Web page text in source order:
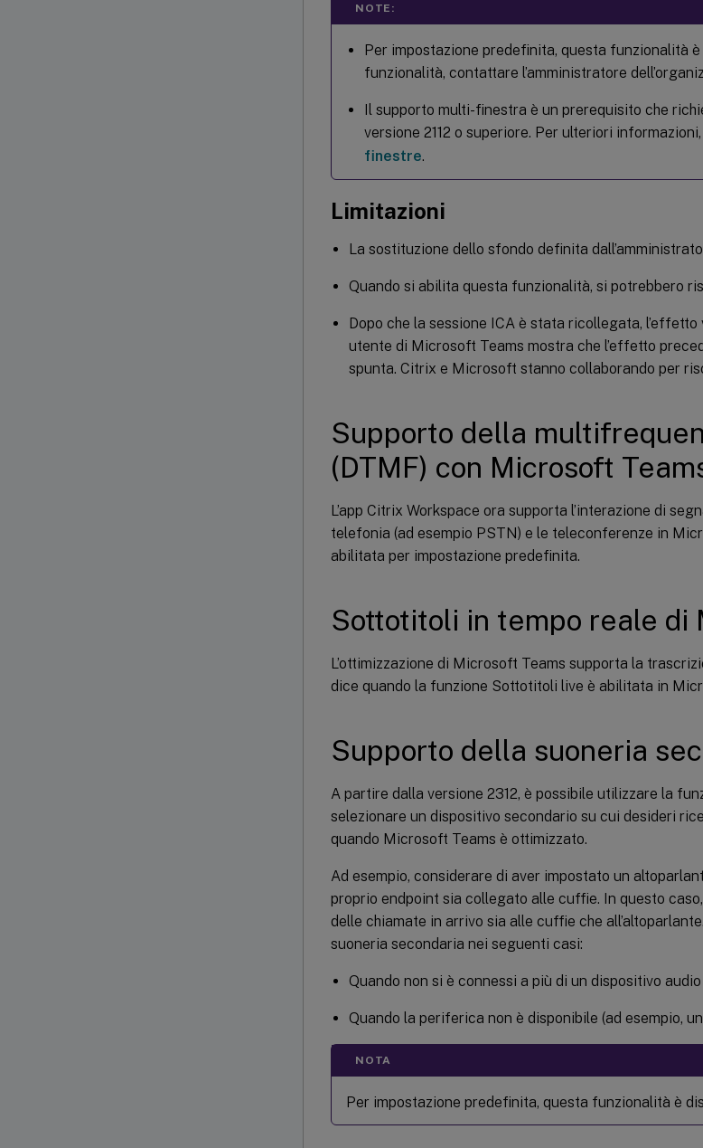
NOTE:
Per impostazione predefinita, questa funzionalità
funzionalità, contattare l’amministratore
Il supporto multi-finestra è un prerequisito che
versione 2112 o superiore. Per ulteriori
finestre.
Limitazioni
La sostituzione dello sfondo definita
Quando si abilita questa funzionalità, si potrebbero
Dopo che la sessione ICA è stata ricollegata,
utente di Microsoft Teams mostra che l’effetto
spunta. Citrix e Microsoft stanno collaborando per
Supporto della
(DTMF) con Microsoft
L’app Citrix Workspace ora supporta l’interazione di
telefonia (ad esempio PSTN) e le teleconferenze in
abilitata per impostazione predefinita.
Sottotitoli in tempo reale di
L’ottimizzazione di Microsoft Teams supporta la
dice quando la funzione Sottotitoli live è abilitata in
Supporto della suoneria
A partire dalla versione 2312, è possibile utilizzare la
selezionare un dispositivo secondario su cui desideri
quando Microsoft Teams è ottimizzato.
Ad esempio, considerare di aver impostato un
proprio endpoint sia collegato alle cuffie. In questo
delle chiamate in arrivo sia alle cuffie che
suoneria secondaria nei seguenti casi:
Quando non si è connessi a più di un dispositivo audio
Quando la periferica non è disponibile (ad esempio,
NOTA
Per impostazione predefinita, questa funzionalità è